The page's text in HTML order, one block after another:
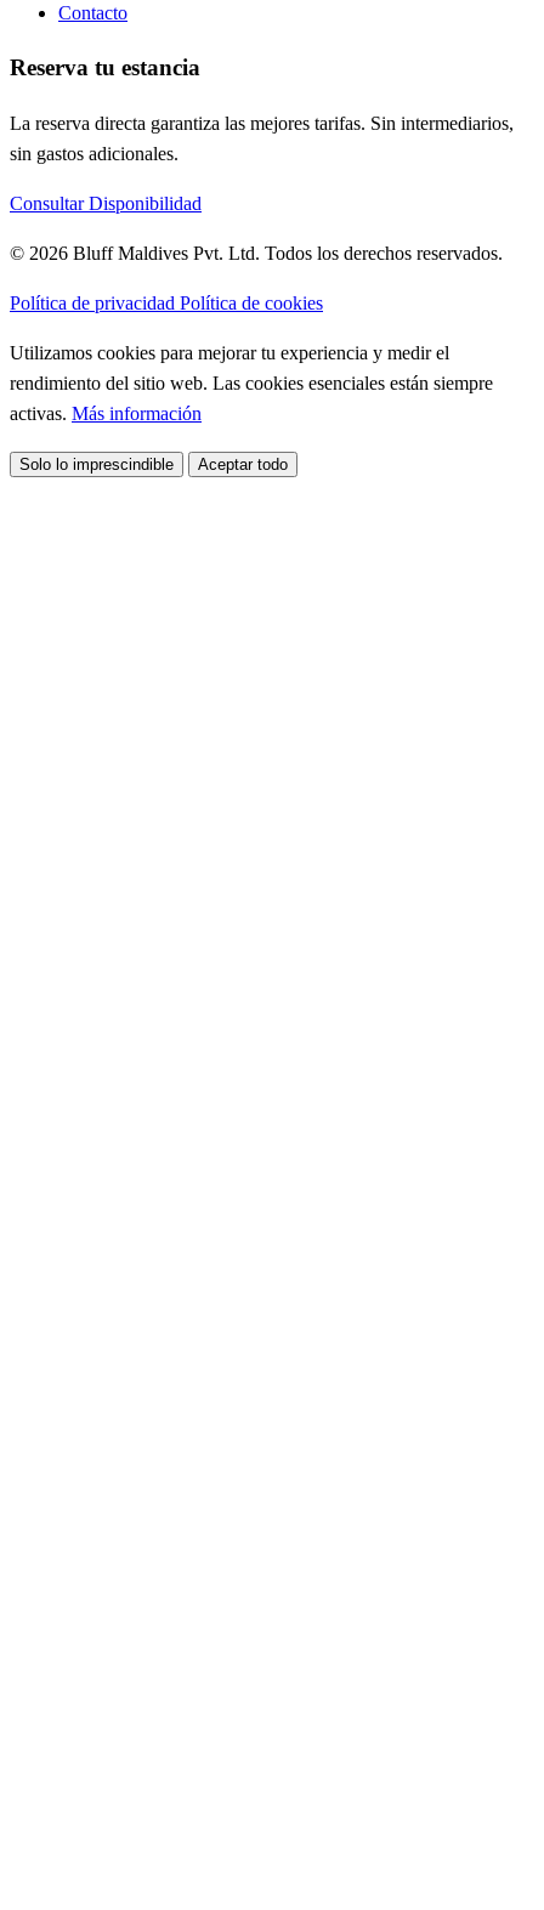
Contacto
Reserva tu estancia
La reserva directa garantiza las mejores tarifas. Sin intermediarios,
sin gastos adicionales.
Consultar Disponibilidad
© 2026 Bluff Maldives Pvt. Ltd. Todos los derechos reservados.
Política de privacidad Política de cookies
Utilizamos cookies para mejorar tu experiencia y medir el
rendimiento del sitio web. Las cookies esenciales están siempre
activas. Más información
Solo lo imprescindible Aceptar todo